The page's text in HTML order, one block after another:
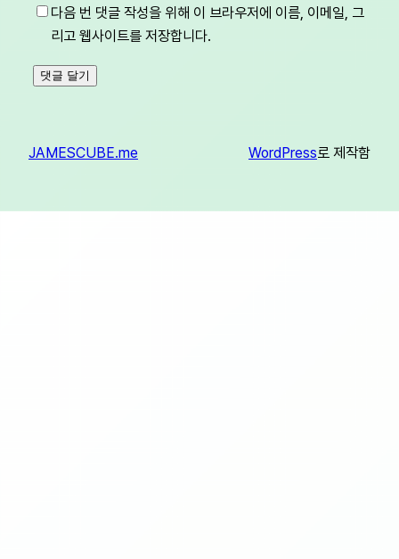
다음 번 댓글 작성을 위해 이 브라우저에 이름, 이메일, 그
리고 웹사이트를 저장합니다.
JAMESCUBE.me WordPress로 제작함